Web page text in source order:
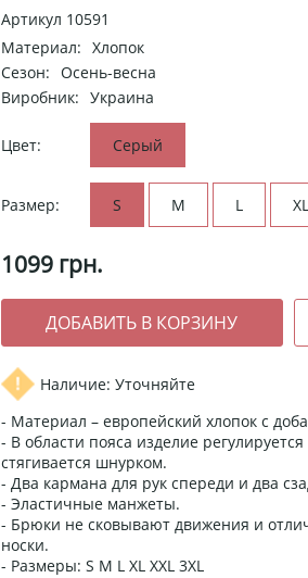
Артикул 10591
Материал: Хлопок
Сезон: Осень-весна
Виробник: Украина
Цвет: Серый
Размер: S M L XL
1099 грн.
Наличие: Уточняйте
- Материал – европейский хлопок с
- В области пояса изделие
стягивается шнурком.
- Два кармана для рук спереди и два
- Эластичные манжеты.
- Брюки не сковывают движения и
носки.
- Размеры: S M L XL XXL 3XL